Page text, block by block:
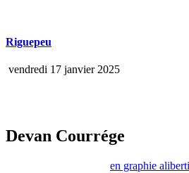
Riguepeu
vendredi 17 janvier 2025
Devan Courrége
en graphie